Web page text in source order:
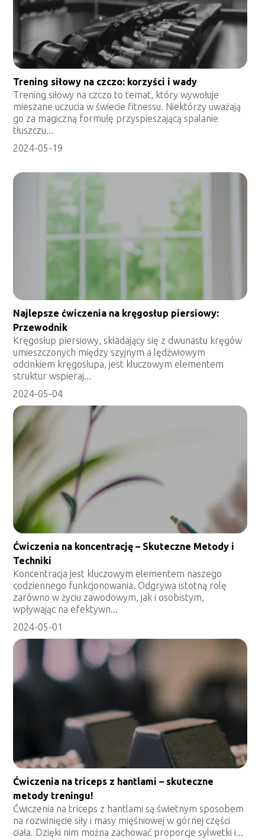
Trening siłowy na czczo: korzyści i wady
Trening siłowy na czczo to temat, który wywołuje
mieszane uczucia w świecie fitnessu. Niektórzy uważają
go za magiczną formułę przyspieszającą spalanie
tłuszczu...
2024-05-19
Najlepsze ćwiczenia na kręgosłup piersiowy:
Przewodnik
Kręgosłup piersiowy, składający się z dwunastu kręgów
umieszczonych między szyjnym a lędźwiowym
odcinkiem kręgosłupa, jest kluczowym elementem
struktur wspieraj...
2024-05-04
Ćwiczenia na koncentrację – Skuteczne Metody i
Techniki
Koncentracja jest kluczowym elementem naszego
codziennego funkcjonowania. Odgrywa istotną rolę
zarówno w życiu zawodowym, jak i osobistym,
wpływając na efektywn...
2024-05-01
Ćwiczenia na triceps z hantlami – skuteczne
metody treningu!
Ćwiczenia na triceps z hantlami są świetnym sposobem
na rozwinięcie siły i masy mięśniowej w górnej części
ciała. Dzięki nim można zachować proporcje sylwetki i...